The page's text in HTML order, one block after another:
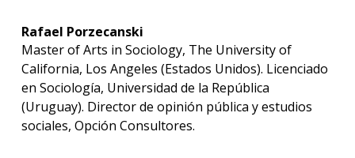
Rafael Porzecanski
Master of Arts in Sociology, The University of
California, Los Angeles (Estados Unidos). Licenciado
en Sociología, Universidad de la República
(Uruguay). Director de opinión pública y estudios
sociales, Opción Consultores.